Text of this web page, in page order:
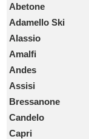
Abetone
Adamello Ski
Alassio
Amalfi
Andes
Assisi
Bressanone
Candelo
Capri